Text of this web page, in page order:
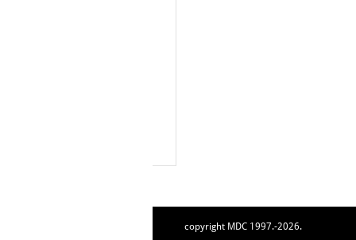
copyright MDC 1997.-2026.